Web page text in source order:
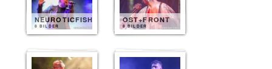
NEUROTICFISH
8 BILDER
OST+FRONT
8 BILDER